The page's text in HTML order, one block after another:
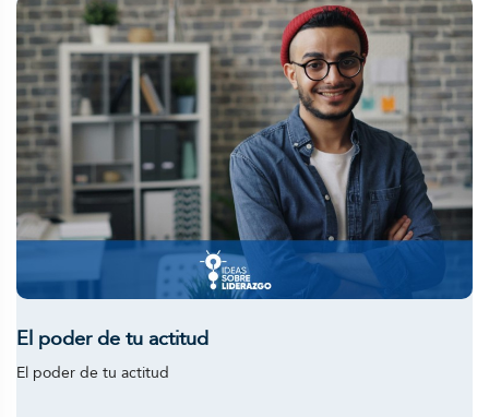
El poder de tu actitud
El poder de tu actitud